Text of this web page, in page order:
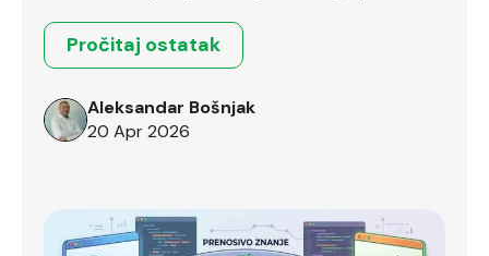
Pročitaj ostatak
Aleksandar Bošnjak
20 Apr 2026